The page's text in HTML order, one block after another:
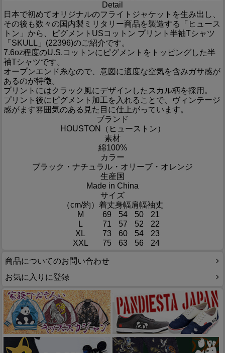
Detail
日本で初めてオリジナルのフライトジャケットを生み出し、
その後も数々の国内製ミリタリー商品を製造する「ヒュース
トン」から、ピグメントUSコットン プリント半袖Tシャツ
「SKULL」(22396)のご紹介です。
7.6oz程度のU.S.コットンにピグメントをトッピングした半
袖Tシャツです。
オープンエンド糸なので、意図に適度な空気を含みガサ感が
あるのが特徴。
プリントにはクラック風にデザインしたスカル柄を採用。
プリント後にピグメント加工を入れることで、ヴィンテージ
感がます雰囲気のある見た目に仕上がっています。
ブランド
HOUSTON（ヒューストン）
素材
綿100%
カラー
ブラック・ナチュラル・オリーブ・オレンジ
生産国
Made in China
サイズ
（cm/約） 着丈身幅肩幅袖丈
M
69 54 50
21
L
71 57 52
22
XL
73 60 54
23
XXL
75 63 56 24
商品についてのお問い合わせ
お気に入りに登録